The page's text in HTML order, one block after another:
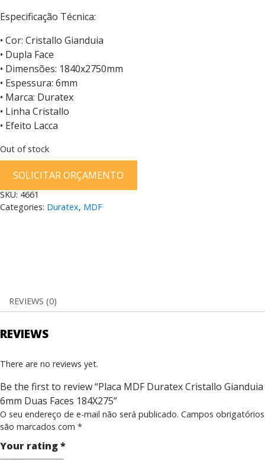
Especificação Técnica:
• Cor: Cristallo Gianduia
• Dupla Face
• Dimensões: 1840x2750mm
• Espessura: 6mm
• Marca: Duratex
• Linha Cristallo
• Efeito Lacca
Out of stock
SOLICITAR ORÇAMENTO
SKU: 4661
Categories: Duratex, MDF
REVIEWS (0)
REVIEWS
There are no reviews yet.
Be the first to review “Placa MDF Duratex Cristallo Gianduia
6mm Duas Faces 184X275”
O seu endereço de e-mail não será publicado. Campos obrigatórios
são marcados com *
Your rating*